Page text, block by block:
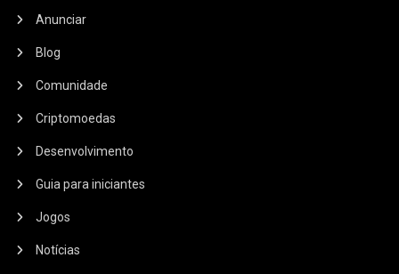
Anunciar
Blog
Comunidade
Criptomoedas
Desenvolvimento
Guia para iniciantes
Jogos
Notícias